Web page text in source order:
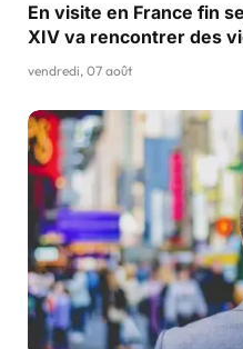
En visite en France fin
XIV va rencontrer des
vendredi, 07 août